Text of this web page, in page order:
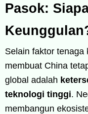
Pasok:
Selain faktor tenaga
membuat China
global adalah
teknologi tinggi.
membangun